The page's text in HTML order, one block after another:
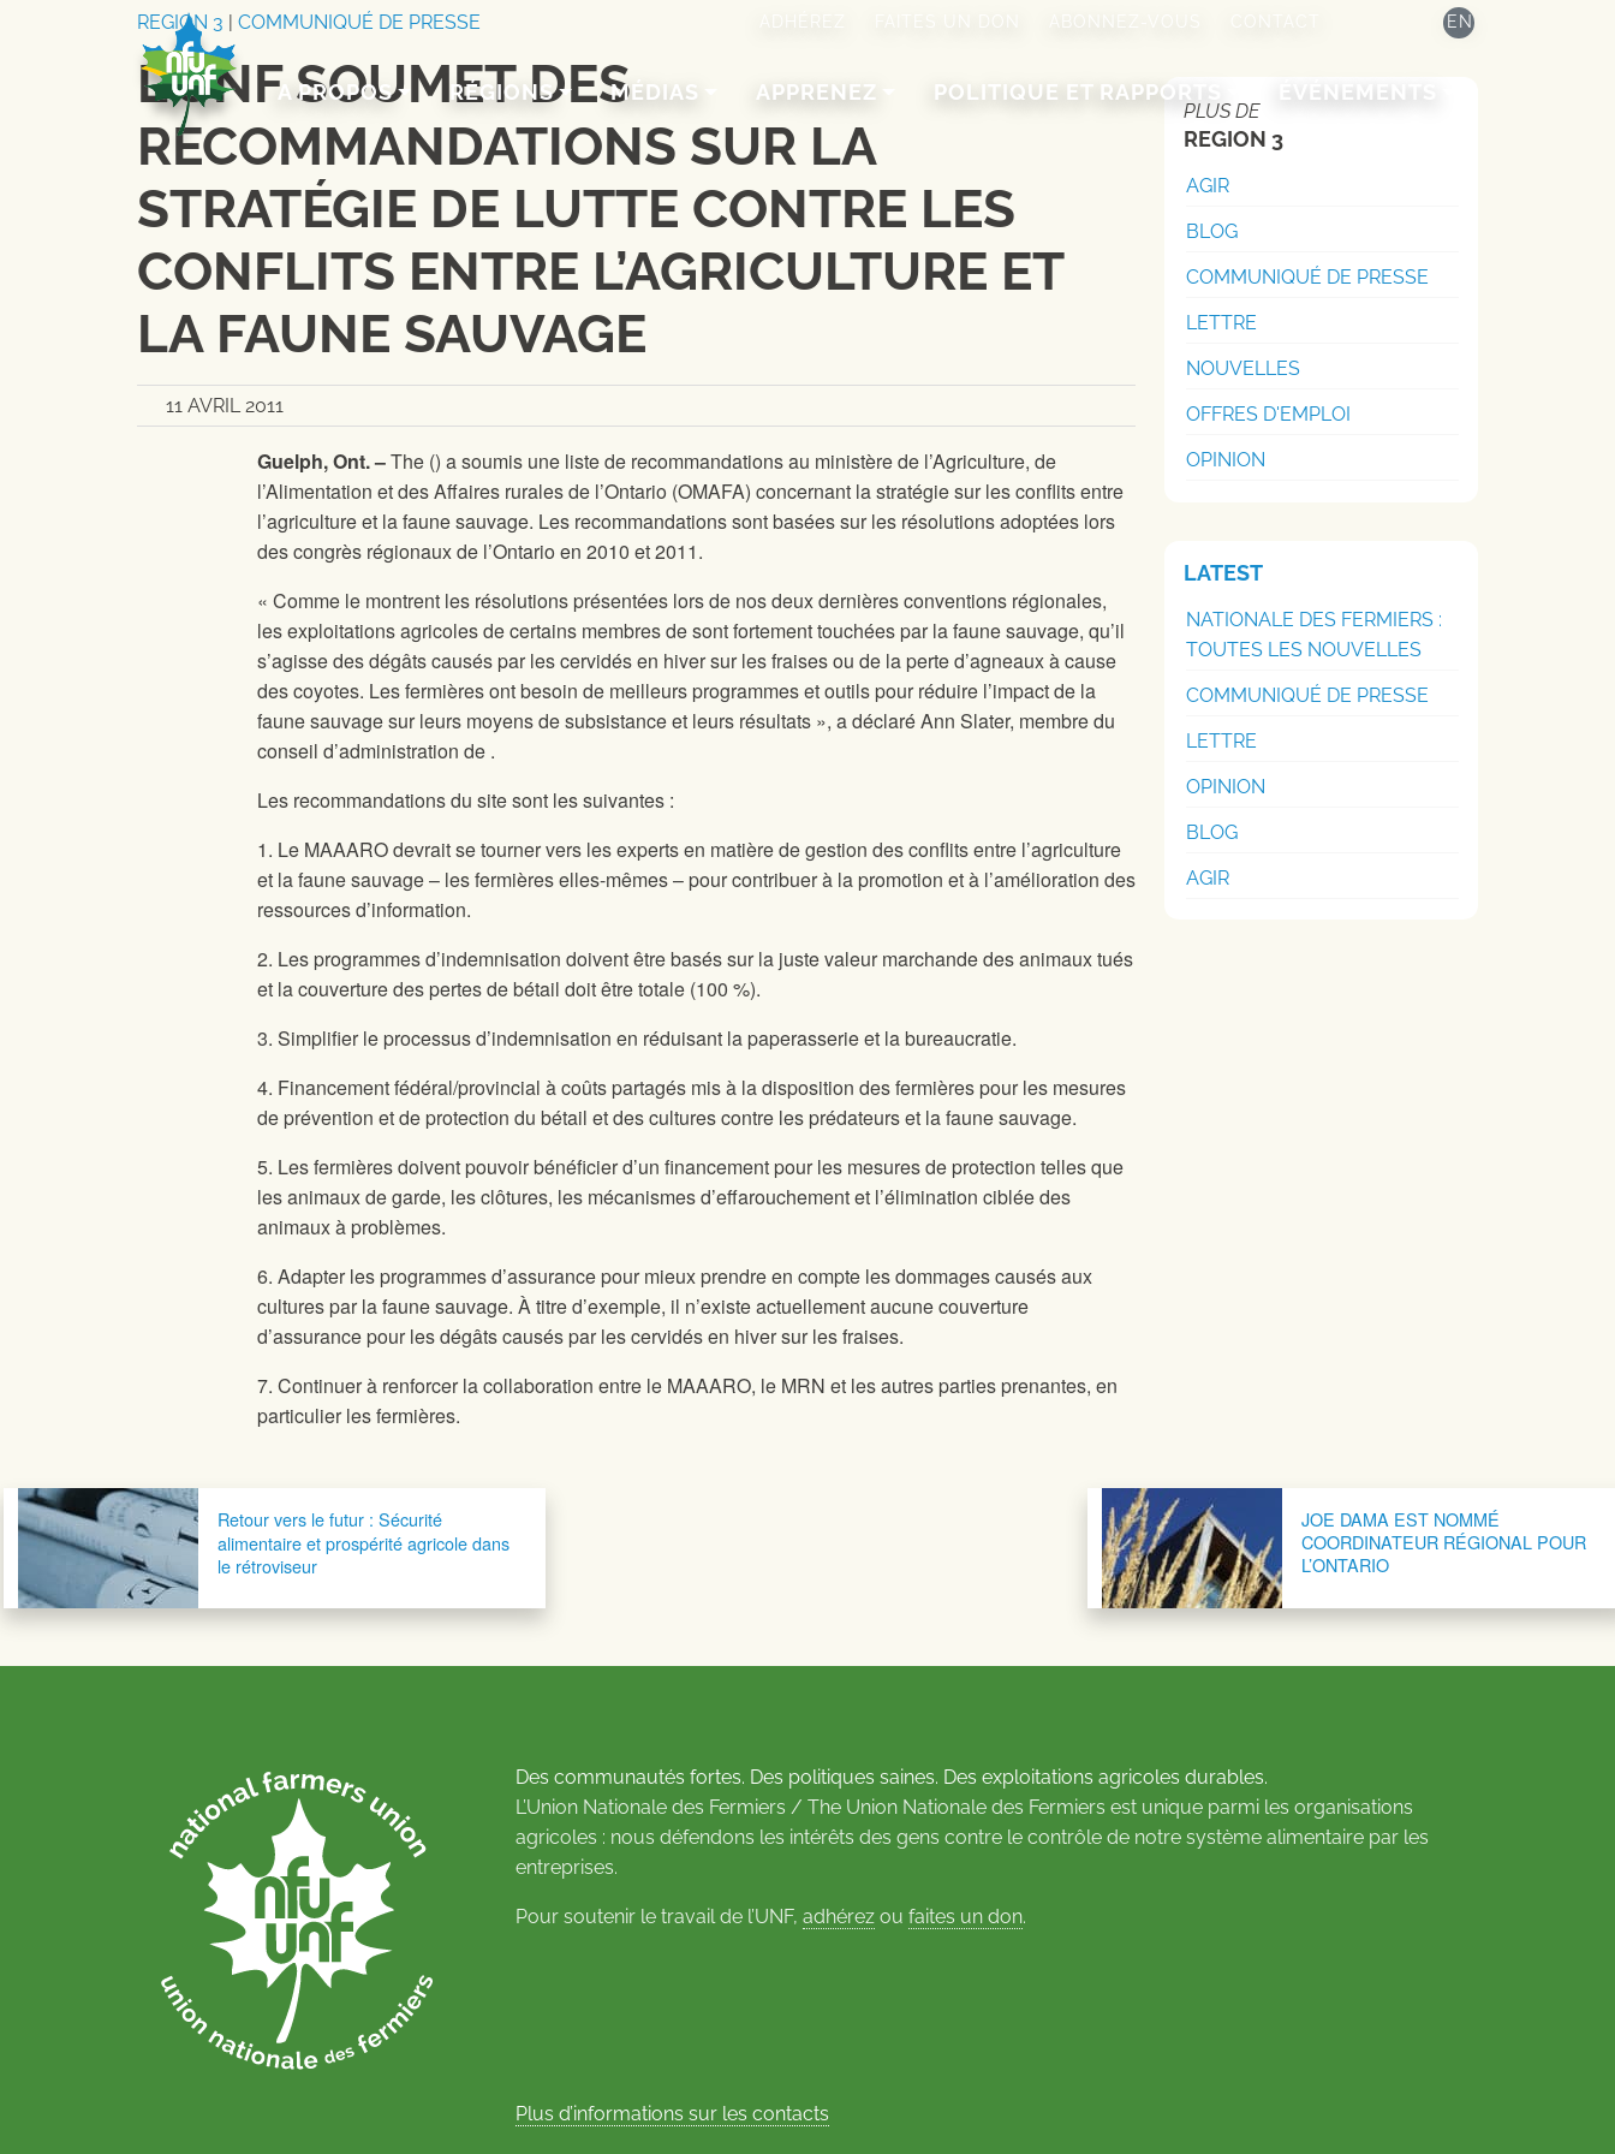
ADHÉREZ ABONNEZ-VOUS EN
A PROPOS RÉGIONS MÉDIAS APPRENEZ POLITIQUE ET RAPPORTS ÉVÉNEMENTS
REGION 3 COMMUNIQUÉ DE PRESSE
L’UNF SOUMET DES
RECOMMANDATIONS SUR LA
STRATÉGIE DE LUTTE CONTRE LES
CONFLITS ENTRE L’AGRICULTURE ET
LA FAUNE SAUVAGE
11 AVRIL 2011
Guelph, Ont. –The () a soumis une liste de recommandations au ministère de l’Agriculture, de
l’Alimentation et des Affaires rurales de l’Ontario (OMAFA) concernant la stratégie sur les conflits entre
l’agriculture et la faune sauvage. Les recommandations sont basées sur les résolutions adoptées lors
des congrès régionaux de l’Ontario en 2010 et 2011.
« Comme le montrent les résolutions présentées lors de nos deux dernières conventions régionales,
les exploitations agricoles de certains membres desont fortement touchées par la faune sauvage, qu’il
s’agisse des dégâts causés par les cervidés en hiver sur les fraises ou de la perte d’agneaux à cause
des coyotes. Les fermières ont besoin de meilleurs programmes et outils pour réduire l’impact de la
faune sauvage sur leurs moyens de subsistance et leurs résultats », a déclaré Ann Slater, membre du
conseil d’administration de .
Les recommandations du sitesont les suivantes :
1. Le MAAARO devrait se tourner vers les experts en matière de gestion des conflits entre l’agriculture
et la faune sauvage – les fermières elles-mêmes – pour contribuer à la promotion et à l’amélioration des
ressources d’information.
2. Les programmes d’indemnisation doivent être basés sur la juste valeur marchande des animaux tués
et la couverture des pertes de bétail doit être totale (100 %).
3. Simplifier le processus d’indemnisation en réduisant la paperasserie et la bureaucratie.
4. Financement fédéral/provincial à coûts partagés mis à la disposition des fermières pour les mesures
de prévention et de protection du bétail et des cultures contre les prédateurs et la faune sauvage.
5. Les fermières doivent pouvoir bénéficier d’un financement pour les mesures de protection telles que
les animaux de garde, les clôtures, les mécanismes d’effarouchement et l’élimination ciblée des
animaux à problèmes.
6. Adapter les programmes d’assurance pour mieux prendre en compte les dommages causés aux
cultures par la faune sauvage. À titre d’exemple, il n’existe actuellement aucune couverture
d’assurance pour les dégâts causés par les cervidés en hiver sur les fraises.
7. Continuer à renforcer la collaboration entre le MAAARO, le MRN et les autres parties prenantes, en
particulier les fermières.
PLUS DE
REGION 3
AGIR
BLOG
COMMUNIQUÉ DE PRESSE
LETTRE
NOUVELLES
OFFRES D'EMPLOI
OPINION
LATEST
NATIONALE DES FERMIERS :
TOUTES LES NOUVELLES
COMMUNIQUÉ DE PRESSE
LETTRE
OPINION
BLOG
AGIR
Navigation postale
Retour vers le futur : Sécurité
alimentaire et prospérité agricole dans
le rétroviseur
JOE DAMA EST NOMMÉ
COORDINATEUR RÉGIONAL POUR
L’ONTARIO
Des communautés fortes. Des politiques saines. Des exploitations agricoles durables.
L’Union Nationale des Fermiers / The Union Nationale des Fermiers est unique parmi les organisations
agricoles : nous défendons les intérêts des gens contre le contrôle de notre système alimentaire par les
entreprises.
Pour soutenir le travail de l’UNF, adhérez ou faites un don.
Plus d’informations sur les contacts